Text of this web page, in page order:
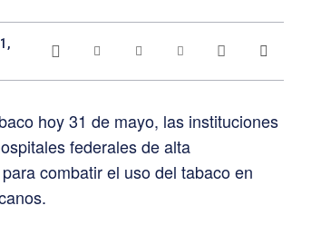
hoy 31 de mayo, las instituciones
federales de alta
combatir el uso del tabaco en